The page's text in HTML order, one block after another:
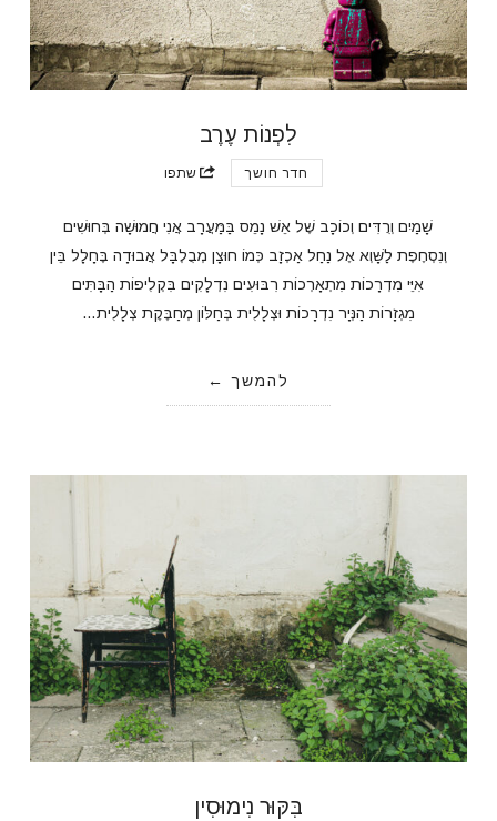
לִפְנוֹת עֶרֶב
חדר חושך שתפו
שָׁמַיִם וְרֻדִּים וְכוֹכָב שֶׁל אֵשׁ נָמֵס בַּמַּעֲרָב אֲנִי חֲמוּשָׁה בְּחוּשִׁים
וְנִסְחֶפֶת לַשָּׁוְא אֶל נַחַל אַכְזָב כְּמוֹ חוּצָן מְבֻלְבָּל אֲבוּדָה בֶּחָלָל בֵּין
אִיֵּי מִדְרָכוֹת מִתְאָרְכוֹת רִבּוּעִים נִדְלָקִים בִּקְלִיפוֹת הַבָּתִּים
מִגְזָרוֹת הַנְּיָר נִדְרָכוֹת וּצְלָלִית בְּחַלּוֹן מְחַבֶּקֶת צְלָלִית…
להמשך
בִּקּוּר נִימוּסִין